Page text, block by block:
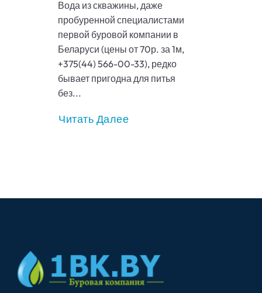
Вода из скважины, даже
пробуренной специалистами
первой буровой компании в
Беларуси (цены от 70р. за 1м,
+375(44) 566-00-33), редко
бывает пригодна для питья
без...
Читать Далее